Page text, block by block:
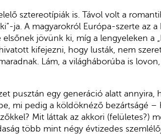
sztereotípiák is. Távol volt a
ja. A magyarokról Európa-szerte az
jövünk ki, míg a lengyeleken a
kifejezni, hogy lusták, nem
Lám, a világháborúba is
pusztán egy generáció alatt annyira,
mi pedig a köldöknéző bezártságé –
Mit láttak az akkori (felületes?)
több mint négy évtizedes